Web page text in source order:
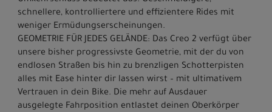
schnellere, kontrolliertere und effizientere Rides mit
weniger Ermüdungserscheinungen.
GEOMETRIE FÜR JEDES GELÄNDE: Das Creo 2 verfügt über
unsere bisher progressivste Geometrie, mit der du von
endlosen Straßen bis hin zu brenzligen Schotterpisten
alles mit Ease hinter dir lassen wirst – mit ultimativem
Vertrauen in dein Bike. Die mehr auf Ausdauer
ausgelegte Fahrposition entlastet deinen Oberkörper